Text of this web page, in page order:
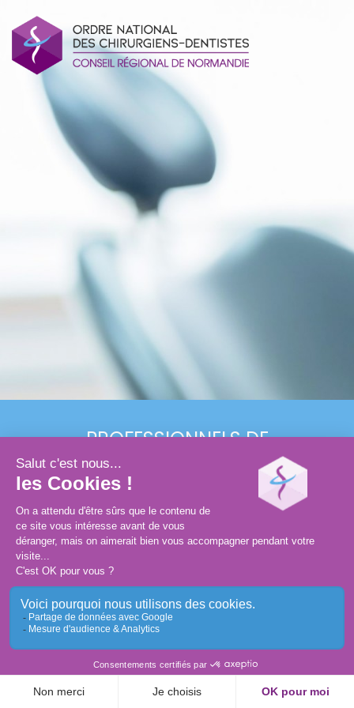
Conception et réalisation :
MEDIWEB
Mentions légales
PROFESSIONNELSDE
ASSISTANT(E)S
GRAND PUBLIC